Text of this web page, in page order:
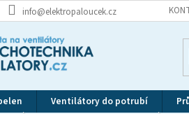
info@elektropaloucek.cz
Ventilátory do potrubí